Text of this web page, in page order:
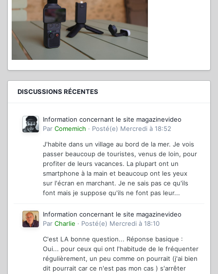
DISCUSSIONS RÉCENTES
Information concernant le site magazinevideo
Par Comemich · Posté(e) Mercredi à 18:52
J'habite dans un village au bord de la mer. Je vois
passer beaucoup de touristes, venus de loin, pour
profiter de leurs vacances. La plupart ont un
smartphone à la main et beaucoup ont les yeux
sur l'écran en marchant. Je ne sais pas ce qu'ils
font mais je suppose qu'ils ne font pas leur...
Information concernant le site magazinevideo
Par Charlie · Posté(e) Mercredi à 18:10
C'est LA bonne question... Réponse basique :
Oui... pour ceux qui ont l'habitude de le fréquenter
régulièrement, un peu comme on pourrait (j'ai bien
dit pourrait car ce n'est pas mon cas ) s'arrêter